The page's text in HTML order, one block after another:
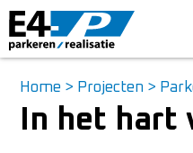
Home > Projecten >
In het hart